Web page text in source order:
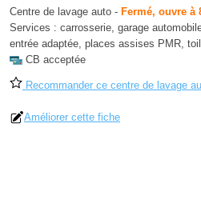
Centre de lavage auto - Fermé, ouvre à
Services : carrosserie, garage
entrée adaptée, places assises PMR,
CB acceptée
Recommander ce centre de lavage
Améliorer cette fiche